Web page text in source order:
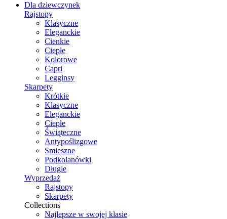
Dla dziewczynek
Rajstopy
Klasyczne
Eleganckie
Cienkie
Ciepłe
Kolorowe
Capri
Legginsy
Skarpety
Krótkie
Klasyczne
Eleganckie
Ciepłe
Świąteczne
Antypoślizgowe
Smieszne
Podkolanówki
Długie
Wyprzedaż
Rajstopy
Skarpety
Collections
Najlepsze w swojej klasie